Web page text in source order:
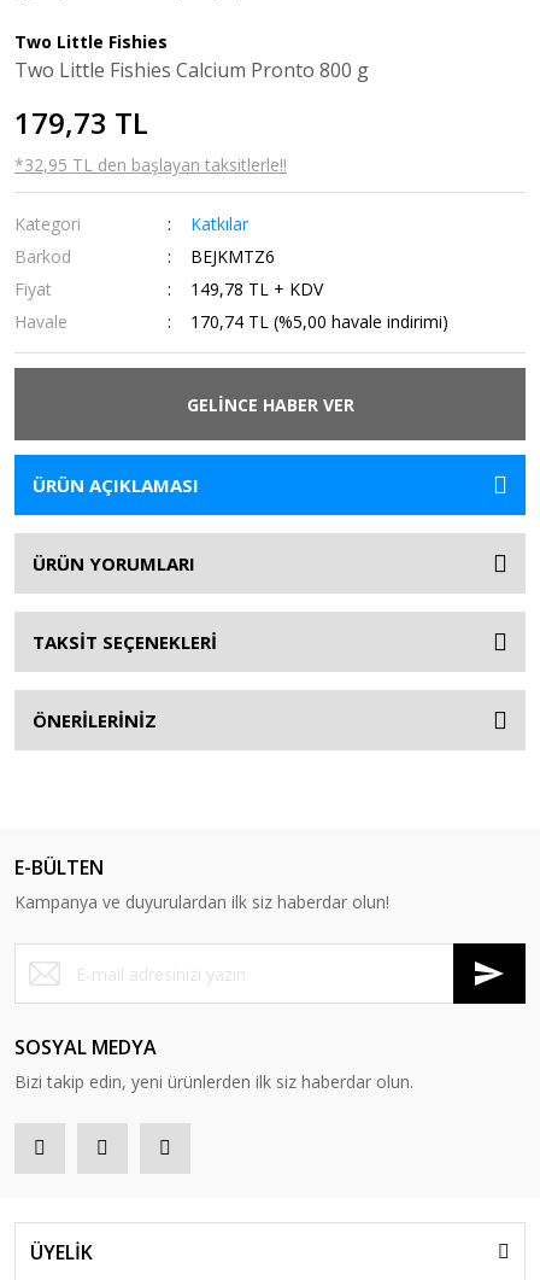
Two Little Fishies
Two Little Fishies Calcium Pronto 800 g
179,73 TL
*32,95 TL den başlayan taksitlerle!!
Kategori
Katkılar
Barkod
BEJKMTZ6
Fiyat
149,78 TL + KDV
Havale
170,74 TL (%5,00 havale indirimi)
GELİNCE HABER VER
ÜRÜN AÇIKLAMASI
ÜRÜN YORUMLARI
TAKSİT SEÇENEKLERİ
ÖNERİLERİNİZ
E-BÜLTEN
Kampanya ve duyurulardan ilk siz haberdar olun!
SOSYAL MEDYA
Bizi takip edin, yeni ürünlerden ilk siz haberdar olun.
ÜYELİK